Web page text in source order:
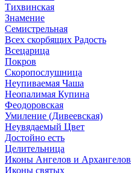
Тихвинская
Знамение
Семистрельная
Всех скорбящих Радость
Всецарица
Покров
Скоропослушница
Неупиваемая Чаша
Неопалимая Купина
Феодоровская
Умиление (Дивеевская)
Неувядаемый Цвет
Достойно есть
Целительница
Иконы Ангелов и Архангелов
Иконы святых